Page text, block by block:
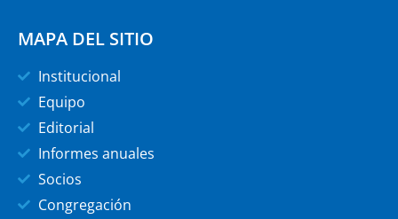
MAPA DEL SITIO
Institucional
Equipo
Editorial
Informes anuales
Socios
Congregación